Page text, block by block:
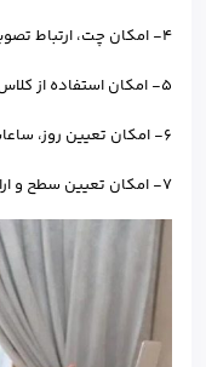
4- امکان چت، ارتباط تصویری و زنده
5- امکان استفاده از کلاس حتی با سرعت پائین اینترنت
6- امکان تعیین روز، ساعات و جلسات
7- امکان تعیین سطح و ارائه کارنامه آنلاین